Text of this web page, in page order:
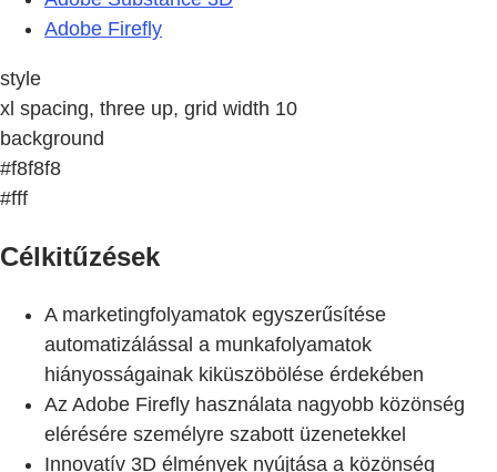
Adobe Firefly
style
xl spacing, three up, grid width 10
background
#f8f8f8
#fff
Célkitűzések
A marketingfolyamatok egyszerűsítése
automatizálással a munkafolyamatok
hiányosságainak kiküszöbölése érdekében
Az Adobe Firefly használata nagyobb közönség
elérésére személyre szabott üzenetekkel
Innovatív 3D élmények nyújtása a közönség